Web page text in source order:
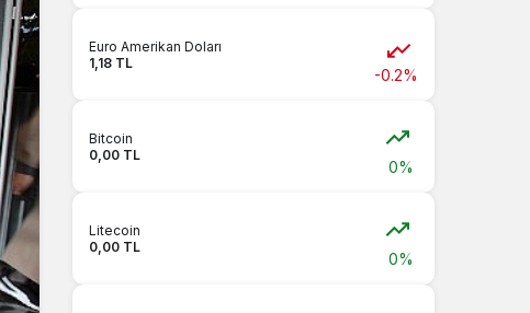
Euro Amerikan Doları
1,18 TL
-0.2%
Bitcoin
0,00 TL
0%
Litecoin
0,00 TL
0%